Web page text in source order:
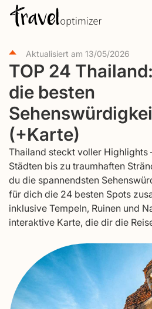
Aktualisiert am 13/05/2026
TOP 24
die besten
(+Karte)
Thailand steckt voller Highlights
Städten bis zu traumhaften
du die spannendsten
für dich die 24 besten Spots
inklusive Tempeln, Ruinen und
interaktive Karte, die dir die